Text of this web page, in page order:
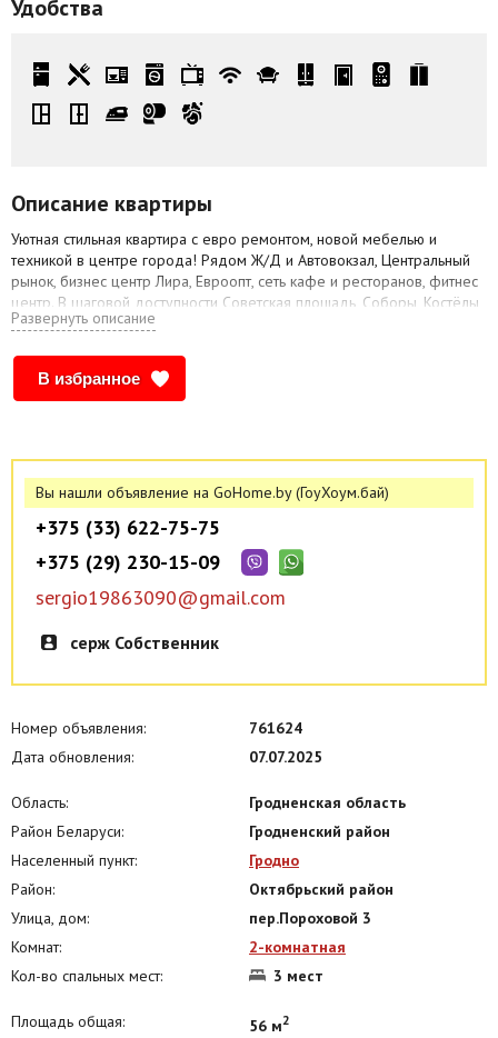
Удобства
Описание квартиры
Уютная стильная квартира с евро ремонтом, новой мебелью и
техникой в центре города! Рядом Ж/Д и Автовокзал, Центральный
рынок, бизнес центр Лира, Евроопт, сеть кафе и ресторанов, фитнес
центр. В шаговой доступности Советская площадь, Соборы, Костёлы,
Старый и Новый замки, и много других достопримечательностей.
количества проживающих. Квартира не сдается лицам моложе 23
лет, а так же для увеселительных мероприятий. При заселении иметь
паспорт. По интересующим вопросам можно обращаться по тел.
Развернуть описание
В избранное
Вы нашли объявление на GoHome.by (ГоуХоум.бай)
+375 (33) 622-75-75
+375 (29) 230-15-09
sergio19863090@gmail.com
серж Собственник
Номер объявления:
761624
Дата обновления:
07.07.2025
Область:
Гродненская область
Район Беларуси:
Гродненский район
Населенный пункт:
Гродно
Район:
Октябрьский район
Улица, дом:
пер.Пороховой 3
Комнат:
2-комнатная
Кол-во спальных мест:
3 мест
Площадь общая: 56 м2